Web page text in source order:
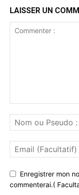
LAISSER UN
Enregistrer mon
commenterai.(